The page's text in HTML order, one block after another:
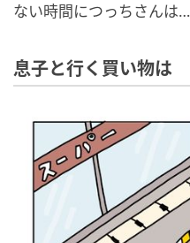
ない時間につっちさんは…
息子と行く買い物は